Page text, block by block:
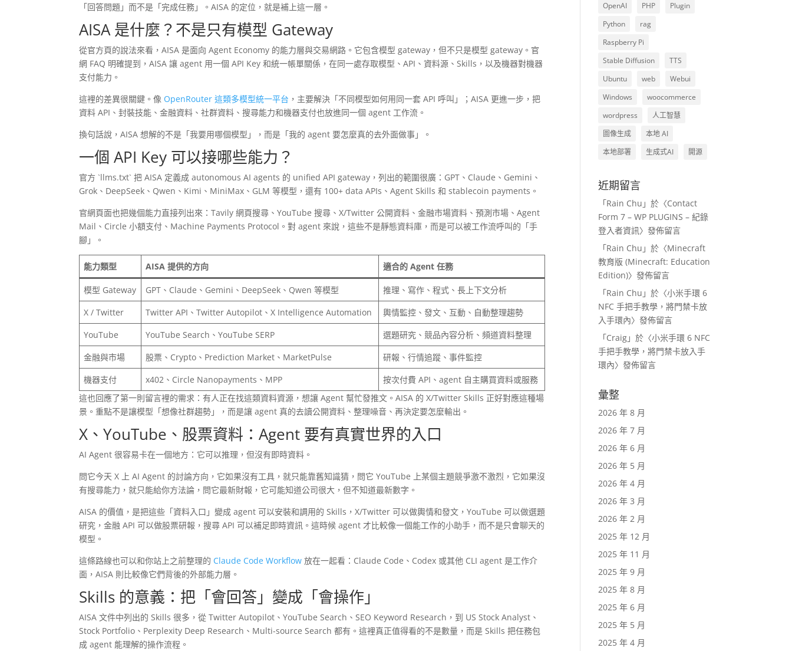
「回答問題」而不是「完成任務」。AISA 的定位，就是補上這一層。
AISA 是什麼？不是只有模型 Gateway
從官方頁的說法來看，AISA 是面向 Agent Economy 的能力層與交易網路。它包含模型 gateway，但不只是模型 gateway。官
網 FAQ 明確提到，AISA 讓 agent 用一個 API Key 和統一帳單關係，在同一處存取模型、API、資料源、Skills，以及機器對機器
支付能力。
這裡的差異很關鍵。像 OpenRouter 這類多模型統一平台 ，主要解決「不同模型如何用同一套 API 呼叫」；AISA 更進一步，把
資料 API、封裝技能、金融資料、社群資料、搜尋能力和機器支付也放進同一個 agent 工作流。
換句話說，AISA 想解的不是「我要用哪個模型」，而是「我的 agent 要怎麼真的去外面做事」。
一個 API Key 可以接哪些能力？
官方 `llms.txt` 把 AISA 定義成 autonomous AI agents 的 unified API gateway，列出的範圍很廣：GPT、Claude、Gemini、
Grok、DeepSeek、Qwen、Kimi、MiniMax、GLM 等模型，還有 100+ data APIs、Agent Skills 和 stablecoin payments。
官網頁面也把幾個能力直接列出來：Tavily 網頁搜尋、YouTube 搜尋、X/Twitter 公開資料、金融市場資料、預測市場、Agent
Mail、Circle 小額支付、Machine Payments Protocol。對 agent 來說，這些不是靜態資料庫，而是可以被工作流呼叫的「手
腳」。
能力類型 AISA 提供的方向 適合的 Agent 任務
模型 Gateway GPT、Claude、Gemini、DeepSeek、Qwen 等模型
推理、寫作、程式、長上下文分析
X / Twitter
Twitter API、Twitter Autopilot、X Intelligence Automation
輿情監控、發文、互動、自動整理趨勢
YouTube
YouTube Search、YouTube SERP
選題研究、競品內容分析、頻道資料整理
金融與市場
股票、Crypto、Prediction Market、MarketPulse
研報、行情追蹤、事件監控
機器支付
x402、Circle Nanopayments、MPP
按次付費 API、agent 自主購買資料或服務
這也回應了第一則留言裡的需求：有人正在找這類資料資源，想讓 Agent 幫忙發推文。AISA 的 X/Twitter Skills 正好對應這種場
景。重點不是讓模型「想像社群趨勢」，而是讓 agent 真的去讀公開資料、整理噪音、再決定要怎麼輸出。
X、YouTube、股票資料：Agent 要有真實世界的入口
AI Agent 很容易卡在一個地方：它可以推理，但沒有即時資料。
問它今天 X 上 AI Agent 的討論方向，它如果沒有工具，就只能靠舊知識猜，問它 YouTube 上某個主題競爭激不激烈，它如果沒
有搜尋能力，就只能給你方法論，問它最新財報，它可能知道公司很大，但不知道最新數字。
AISA 的價值，是把這些「資料入口」變成 agent 可以安裝和調用的 Skills，X/Twitter 可以做輿情和發文，YouTube 可以做選題
研究，金融 API 可以做股票研報，搜尋 API 可以補足即時資訊。這時候 agent 才比較像一個能工作的小助手，而不是只會聊天的
模型。
這條路線也可以和你站上之前整理的 Claude Code Workflow 放在一起看：Claude Code、Codex 或其他 CLI agent 是工作介
面，AISA 則比較像它們背後的外部能力層。
Skills 的意義：把「會回答」變成「會操作」
AISA 文件中列出的 Skills 很多，從 Twitter Autopilot、YouTube Search、SEO Keyword Research，到 US Stock Analyst、
Stock Portfolio、Perplexity Deep Research、Multi-source Search 都有。這裡真正值得看的不是數量，而是 Skills 把任務包
成 agent 能理解的操作流程。
OpenAI
PHP
Plugin
Python
rag
Raspberry Pi
Stable Diffusion
TTS
Ubuntu
web
Webui
Windows
woocommerce
wordpress
人工智慧
圖像生成
本地 AI
本地部署
生成式AI 開源
近期留言
「Rain Chu 」於〈Contact
Form 7 – WP PLUGINS – 紀錄
登入者資訊〉發佈留言
「Rain Chu 」於〈Minecraft
教育版 (Minecraft: Education
Edition)〉發佈留言
「Rain Chu 」於〈小米手環 6
NFC 手把手教學，將門禁卡放
入手環內〉發佈留言
「Craig 」於〈小米手環 6 NFC
手把手教學，將門禁卡放入手
環內〉發佈留言
彙整
2026 年 8 月
2026 年 7 月
2026 年 6 月
2026 年 5 月
2026 年 4 月
2026 年 3 月
2026 年 2 月
2025 年 12 月
2025 年 11 月
2025 年 9 月
2025 年 8 月
2025 年 6 月
2025 年 5 月
2025 年 4 月